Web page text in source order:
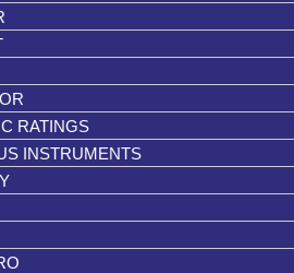
RATINGS
INSTRUMENTS